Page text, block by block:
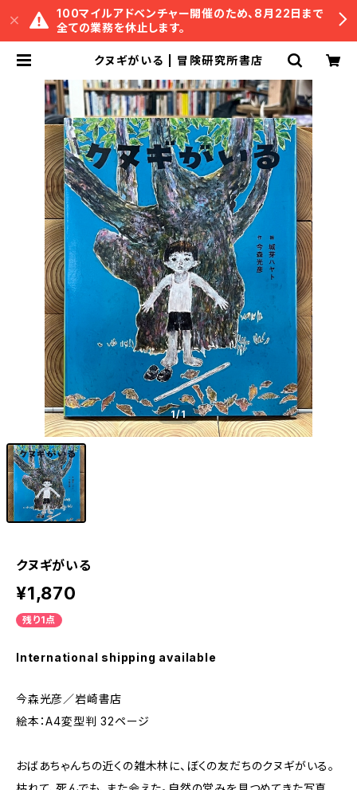
100マイルアドベンチャー開催のため、8月22日まで
全ての業務を休止します。
クヌギがいる | 冒険研究所書店
1/1
クヌギがいる
¥1,870
残り1点
International shipping available
今森光彦／岩崎書店
絵本：A4変型判 32ページ
おばあちゃんちの近くの雑木林に、ぼくの友だちのクヌギがいる。